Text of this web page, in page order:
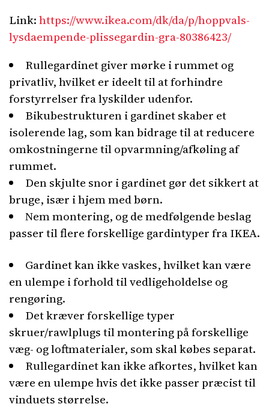
Link:https://www.ikea.com/dk/da/p/hoppvals-
lysdaempende-plissegardin-gra-80386423/
Rullegardinet giver mørke i rummet og
privatliv, hvilket er ideelt til at forhindre
forstyrrelser fra lyskilder udenfor.
Bikubestrukturen i gardinet skaber et
isolerende lag, som kan bidrage til at reducere
omkostningerne til opvarmning/afkøling af
rummet.
Den skjulte snor i gardinet gør det sikkert at
bruge, især i hjem med børn.
Nem montering, og de medfølgende beslag
passer til flere forskellige gardintyper fra IKEA.
Gardinet kan ikke vaskes, hvilket kan være
en ulempe i forhold til vedligeholdelse og
rengøring.
Det kræver forskellige typer
skruer/rawlplugs til montering på forskellige
væg- og loftmaterialer, som skal købes separat.
Rullegardinet kan ikke afkortes, hvilket kan
være en ulempe hvis det ikke passer præcist til
vinduets størrelse.